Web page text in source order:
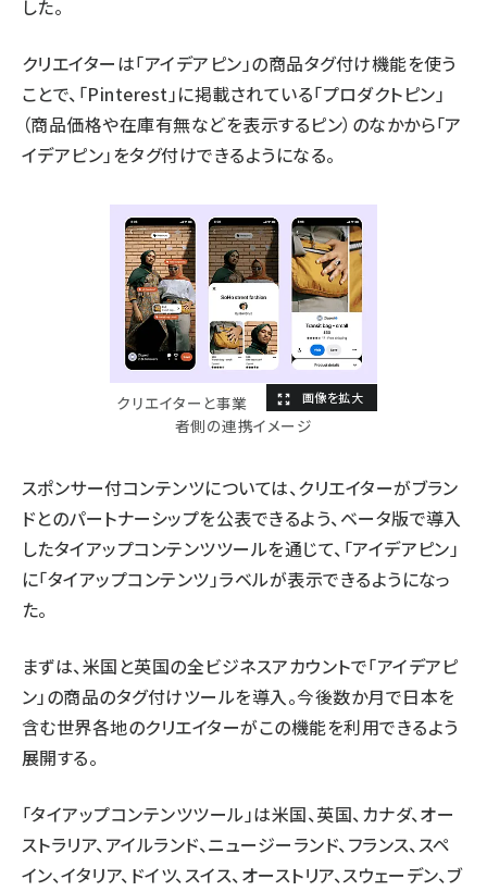
した。
クリエイターは「アイデアピン」の商品タグ付け機能を使う
ことで、「Pinterest」に掲載されている「プロダクトピン」
（商品価格や在庫有無などを表示するピン）のなかから「ア
イデアピン」をタグ付けできるようになる。
クリエイターと事業
者側の連携イメージ
スポンサー付コンテンツについては、クリエイターがブラン
ドとのパートナーシップを公表できるよう、ベータ版で導入
したタイアップコンテンツツールを通じて、「アイデアピン」
に「タイアップコンテンツ」ラベルが表示できるようになっ
た。
まずは、米国と英国の全ビジネスアカウントで「アイデアピ
ン」の商品のタグ付けツールを導入。今後数か月で日本を
含む世界各地のクリエイターがこの機能を利用できるよう
展開する。
「タイアップコンテンツツール」は米国、英国、カナダ、オー
ストラリア、アイルランド、ニュージーランド、フランス、スペ
イン、イタリア、ドイツ、スイス、オーストリア、スウェーデン、ブ